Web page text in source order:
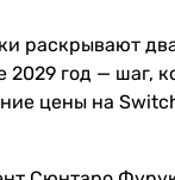
раскрывают
2029 год — шаг,
цены на